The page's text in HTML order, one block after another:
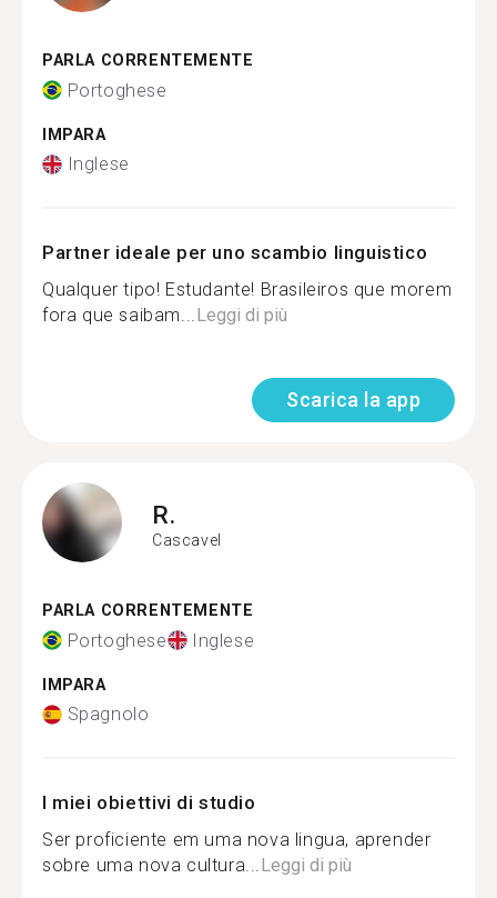
PARLA CORRENTEMENTE
Portoghese
IMPARA
Inglese
Partner ideale per uno scambio linguistico
Qualquer tipo! Estudante! Brasileiros que morem
fora que saibam...Leggi di più
Scarica la app
R.
Cascavel
PARLA CORRENTEMENTE
Portoghese Inglese
IMPARA
Spagnolo
I miei obiettivi di studio
Ser proficiente em uma nova lingua, aprender
sobre uma nova cultura...Leggi di più